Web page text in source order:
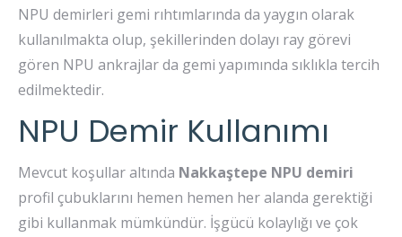
NPU demirleri gemi rıhtımlarında da yaygın olarak
kullanılmakta olup, şekillerinden dolayı ray görevi
gören NPU ankrajlar da gemi yapımında sıklıkla tercih
edilmektedir.
NPU Demir Kullanımı
Mevcut koşullar altında Nakkaştepe NPU demiri
profil çubuklarını hemen hemen her alanda gerektiği
gibi kullanmak mümkündür. İşgücü kolaylığı ve çok